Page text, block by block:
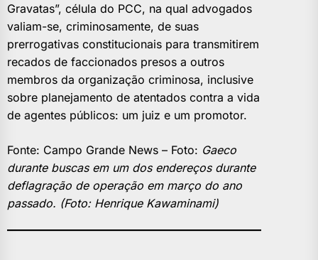
Gravatas”, célula do PCC, na qual advogados
valiam-se, criminosamente, de suas
prerrogativas constitucionais para transmitirem
recados de faccionados presos a outros
membros da organização criminosa, inclusive
sobre planejamento de atentados contra a vida
de agentes públicos: um juiz e um promotor.
Fonte: Campo Grande News – Foto: Gaeco
durante buscas em um dos endereços durante
deflagração de operação em março do ano
passado. (Foto: Henrique Kawaminami)